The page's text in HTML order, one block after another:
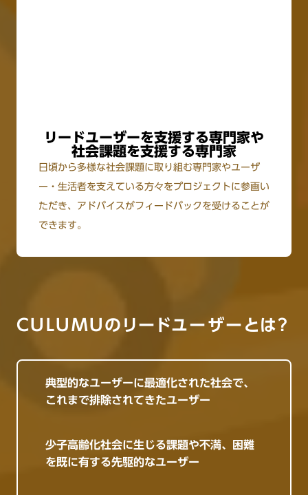
リードユーザーを支援する専門家や
社会課題を支援する専門家
日頃から多様な社会課題に取り組む専門家やユーザ
ー・生活者を支えている方々をプロジェクトに参画い
ただき、アドバイスがフィードバックを受けることが
できます。
CULUMUのリードユーザーとは？
典型的なユーザーに最適化された社会で、
これまで排除されてきたユーザー
少子高齢化社会に生じる課題や不満、困難
を既に有する先駆的なユーザー